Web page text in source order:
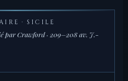
· SICILE
par Crawford · 209–208 av. J.-